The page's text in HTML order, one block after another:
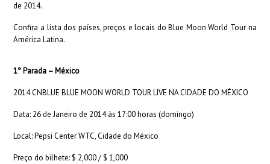
de 2014.
Confira a lista dos países, preços e locais do Blue Moon World Tour na
América Latina.
1° Parada – México
2014 CNBLUE BLUE MOON WORLD TOUR LIVE NA CIDADE DO MÉXICO
Data: 26 de Janeiro de 2014 às 17:00 horas (domingo)
Local: Pepsi Center WTC, Cidade do México
Preço do bilhete: $ 2,000 / $ 1,000